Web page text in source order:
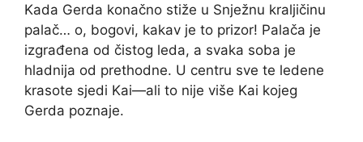
Kada Gerda konačno stiže u Snježnu kraljičinu
palač… o, bogovi, kakav je to prizor! Palača je
izgrađena od čistog leda, a svaka soba je
hladnija od prethodne. U centru sve te ledene
krasote sjedi Kai—ali to nije više Kai kojeg
Gerda poznaje.